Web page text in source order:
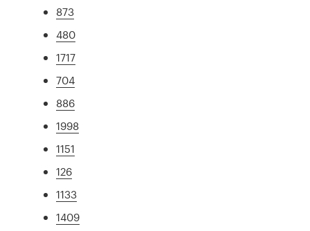
873
480
1717
704
886
1998
1151
126
1133
1409